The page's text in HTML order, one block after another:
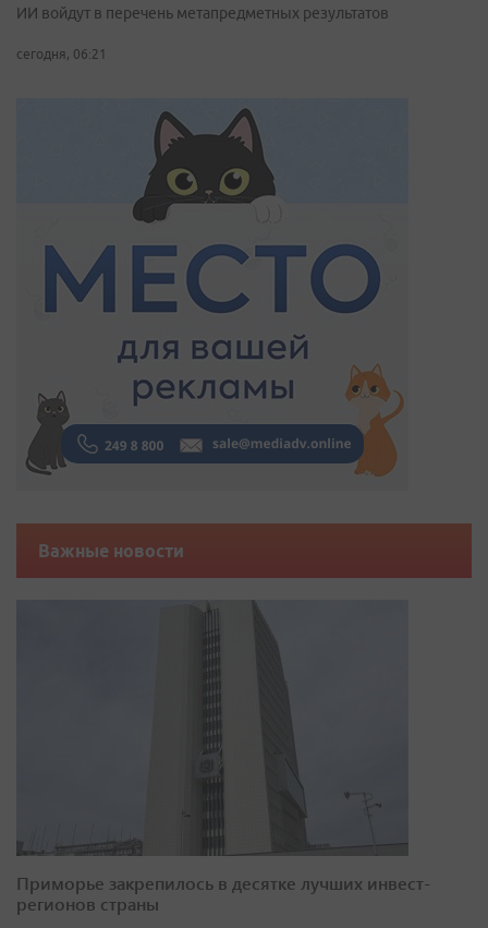
ИИ войдут в перечень метапредметных результатов
сегодня, 06:21
Важные новости
Приморье закрепилось в десятке лучших инвест-
регионов страны